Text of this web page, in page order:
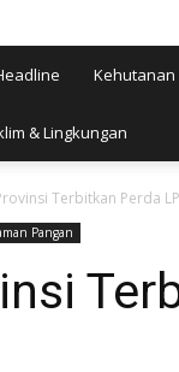
Kehutanan
& Lingkungan
Terbitkan Perda
Pangan